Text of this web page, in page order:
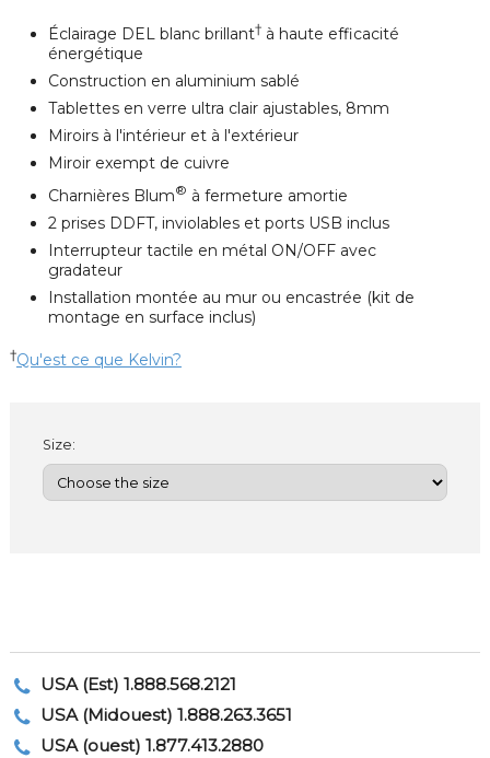
Éclairage DEL blanc brillant†à haute efficacité
énergétique
Construction en aluminium sablé
Tablettes en verre ultra clair ajustables, 8mm
Miroirs à l'intérieur et à l'extérieur
Miroir exempt de cuivre
Charnières Blum® à fermeture amortie
2 prises DDFT, inviolables et ports USB inclus
Interrupteur tactile en métal ON/OFF avec
gradateur
Installation montée au mur ou encastrée (kit de
montage en surface inclus)
†Qu'est ce que Kelvin?
Size:
USA (Est) 1.888.568.2121
USA (Midouest) 1.888.263.3651
USA (ouest) 1.877.413.2880